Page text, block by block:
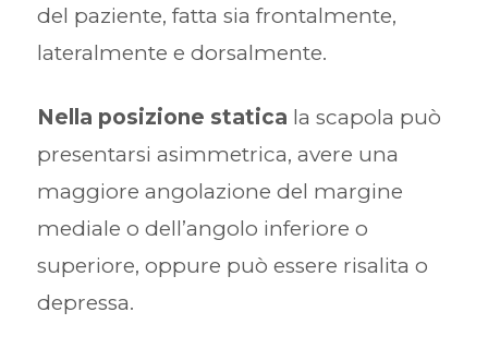
del paziente, fatta sia frontalmente,
lateralmente e dorsalmente.
Nella posizione statica la scapola può
presentarsi asimmetrica, avere una
maggiore angolazione del margine
mediale o dell’angolo inferiore o
superiore, oppure può essere risalita o
depressa.